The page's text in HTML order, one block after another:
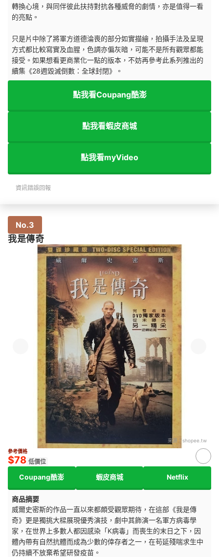
轉換心境，與同伴彼此扶持對抗各種威脅的劇情，亦是值得一看
的亮點。
只是片中除了將軍方道德淪喪的部分如實描繪，拍攝手法及呈現
方式都比較寫實及血腥，色調亦偏灰暗，可能不是所有觀眾都能
接受。如果想看更商業化一點的版本，不妨再參考此系列推出的
續集《28週毀滅倒數：全球封閉》。
點我看Coupang酷澎
點我看蝦皮商城
點我看myVideo
資訊錯誤回報
No.3
我是傳奇
來源： shopee.tw
參考價格
$78 低價位
Coupang酷澎 蝦皮商城 Netflix
商品摘要
威爾史密斯的作品一直以來都頗受觀眾期待，在這部《我是傳
奇》更是獨挑大樑展現優秀演技，劇中其飾演一名軍方病毒學
家，在世界上多數人都因感染「K病毒」而喪生的末日之下，因
體內帶有自然抗體而成為少數的倖存者之一，在苟延殘喘求生中
仍持續不放棄希望研發疫苗。